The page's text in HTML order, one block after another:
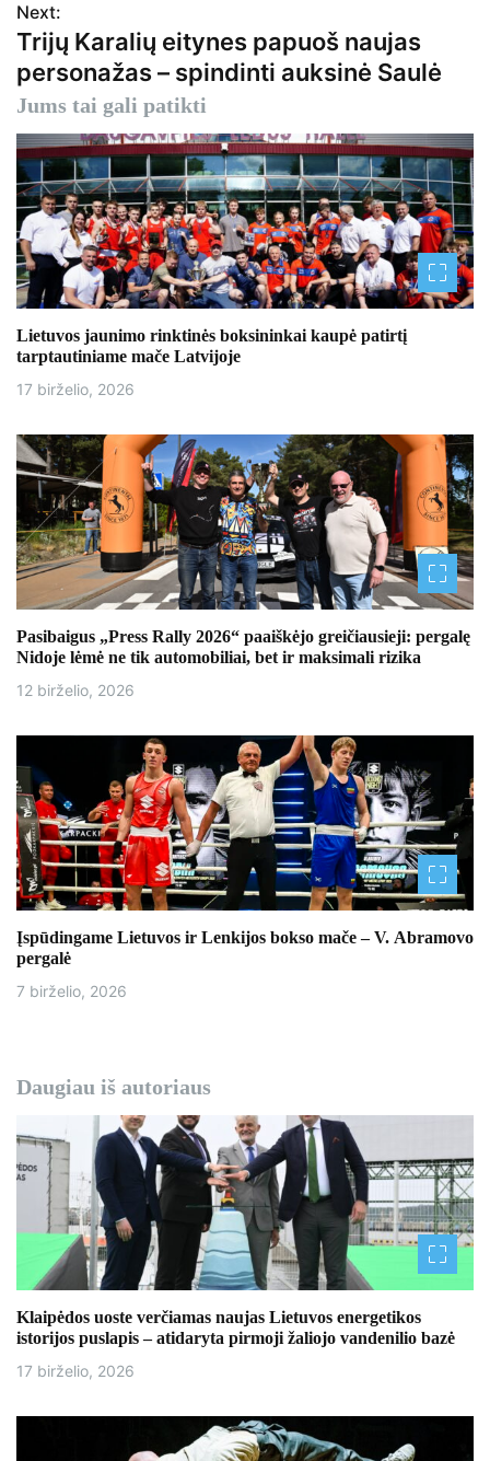
i
g
a
c
i
j
a
t
a
r
p
į
r
a
š
ų
Next:
Trijų Karalių eitynes papuoš naujas
personažas – spindinti auksinė Saulė
Jums tai gali patikti
Lietuvos jaunimo rinktinės boksininkai kaupė patirtį
tarptautiniame mače Latvijoje
17 birželio, 2026
Pasibaigus „Press Rally 2026“ paaiškėjo greičiausieji: pergalę
Nidoje lėmė ne tik automobiliai, bet ir maksimali rizika
12 birželio, 2026
Įspūdingame Lietuvos ir Lenkijos bokso mače – V. Abramovo
pergalė
7 birželio, 2026
Daugiau iš autoriaus
Klaipėdos uoste verčiamas naujas Lietuvos energetikos
istorijos puslapis – atidaryta pirmoji žaliojo vandenilio bazė
17 birželio, 2026